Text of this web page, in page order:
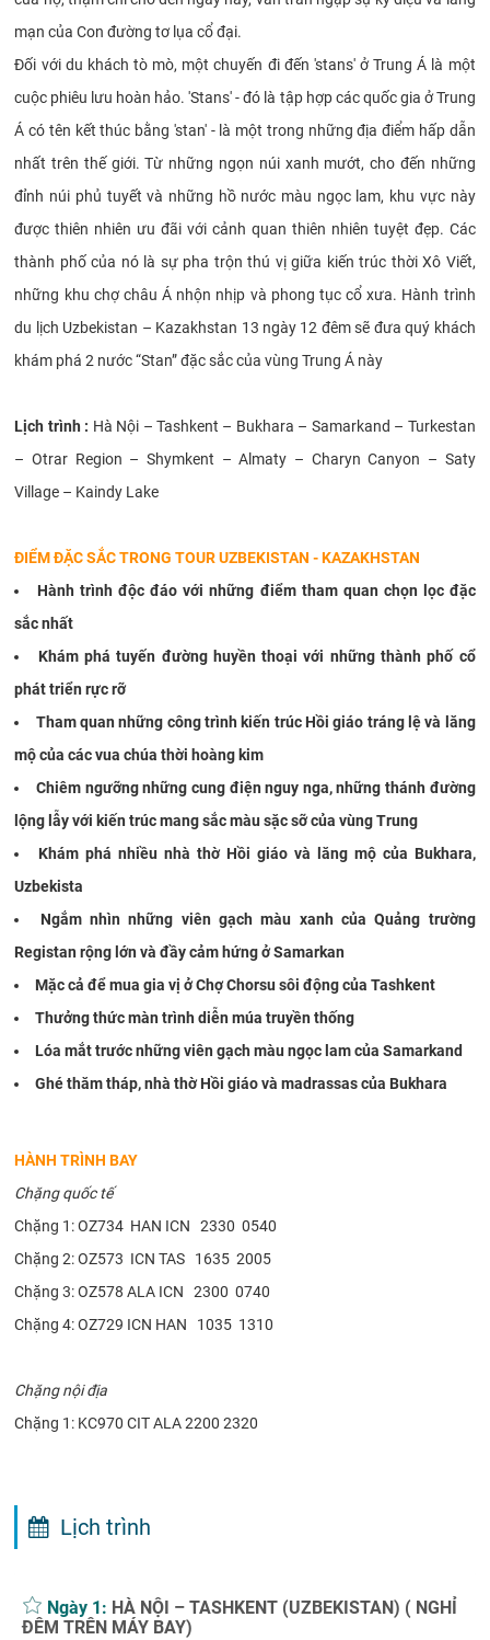
mạn của Con đường tơ lụa cổ đại.
Đối với du khách tò mò, một chuyến đi đến 'stans' ở Trung Á là một
cuộc phiêu lưu hoàn hảo. 'Stans' - đó là tập hợp các quốc gia ở Trung
Á có tên kết thúc bằng 'stan' - là một trong những địa điểm hấp dẫn
nhất trên thế giới. Từ những ngọn núi xanh mướt, cho đến những
đỉnh núi phủ tuyết và những hồ nước màu ngọc lam, khu vực này
được thiên nhiên ưu đãi với cảnh quan thiên nhiên tuyệt đẹp. Các
thành phố của nó là sự pha trộn thú vị giữa kiến ​​trúc thời Xô Viết,
những khu chợ châu Á nhộn nhịp và phong tục cổ xưa. Hành trình
du lịch Uzbekistan – Kazakhstan 13 ngày 12 đêm sẽ đưa quý khách
khám phá 2 nước “Stan” đặc sắc của vùng Trung Á này
Lịch trình : Hà Nội – Tashkent – Bukhara – Samarkand – Turkestan
– Otrar Region – Shymkent – Almaty – Charyn Canyon – Saty
Village – Kaindy Lake
ĐIỂM ĐẶC SẮC TRONG TOUR UZBEKISTAN - KAZAKHSTAN
Hành trình độc đáo với những điểm tham quan chọn lọc đặc
sắc nhất
Khám phá tuyến đường huyền thoại với những thành phố cổ
phát triển rực rỡ
Tham quan những công trình kiến trúc Hồi giáo tráng lệ và lăng
mộ của các vua chúa thời hoàng kim
Chiêm ngưỡng những cung điện nguy nga, những thánh đường
lộng lẫy với kiến trúc mang sắc màu sặc sỡ của vùng Trung
Khám phá nhiều nhà thờ Hồi giáo và lăng mộ của Bukhara,
Uzbekista
Ngắm nhìn những viên gạch màu xanh của Quảng trường
Registan rộng lớn và đầy cảm hứng ở Samarkan
Mặc cả để mua gia vị ở Chợ Chorsu sôi động của Tashkent
Thưởng thức màn trình diễn múa truyền thống
Lóa mắt trước những viên gạch màu ngọc lam của Samarkand
Ghé thăm tháp, nhà thờ Hồi giáo và madrassas của Bukhara
HÀNH TRÌNH BAY
Chặng quốc tế
Chặng 1: OZ734 HAN ICN 2330 0540
Chặng 2: OZ573 ICN TAS 1635 2005
Chặng 3: OZ578 ALA ICN 2300 0740
Chặng 4: OZ729 ICN HAN 1035 1310
Chặng nội địa
Chặng 1: KC970 CIT ALA 2200 2320
Lịch trình
Ngày 1: HÀ NỘI – TASHKENT (UZBEKISTAN) ( NGHỈ
ĐÊM TRÊN MÁY BAY)